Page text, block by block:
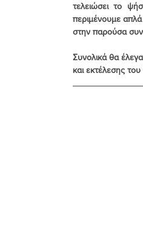
τελειώσει το
περιμένουμε
στην παρούσα
Συνολικά θα
και εκτέλεσης